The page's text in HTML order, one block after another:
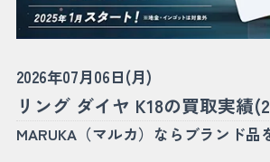
2026年07月06日(月)
リング ダイヤ K18の買取実績
MARUKA（マルカ）ならブランド品